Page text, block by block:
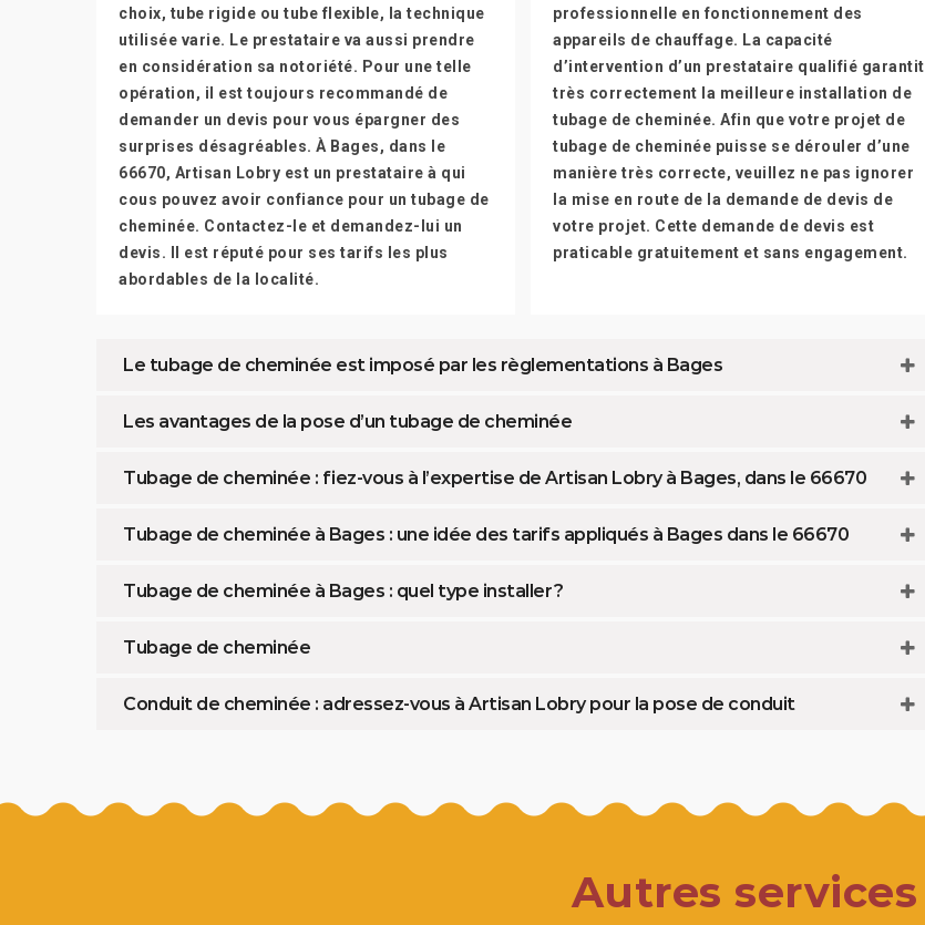
choix, tube rigide ou tube flexible, la technique
utilisée varie. Le prestataire va aussi prendre
en considération sa notoriété. Pour une telle
opération, il est toujours recommandé de
demander un devis pour vous épargner des
surprises désagréables. À Bages, dans le
66670, Artisan Lobry est un prestataire à qui
cous pouvez avoir confiance pour un tubage de
cheminée. Contactez-le et demandez-lui un
devis. Il est réputé pour ses tarifs les plus
abordables de la localité.
professionnelle en fonctionnement des
appareils de chauffage. La capacité
d’intervention d’un prestataire qualifié garantit
très correctement la meilleure installation de
tubage de cheminée. Afin que votre projet de
tubage de cheminée puisse se dérouler d’une
manière très correcte, veuillez ne pas ignorer
la mise en route de la demande de devis de
votre projet. Cette demande de devis est
praticable gratuitement et sans engagement.
Le tubage de cheminée est imposé par les règlementations à Bages
Les avantages de la pose d’un tubage de cheminée
Tubage de cheminée : fiez-vous à l’expertise de Artisan Lobry à Bages, dans le 66670
Tubage de cheminée à Bages : une idée des tarifs appliqués à Bages dans le 66670
Tubage de cheminée à Bages : quel type installer ?
Tubage de cheminée
Conduit de cheminée : adressez-vous à Artisan Lobry pour la pose de conduit
Autres services